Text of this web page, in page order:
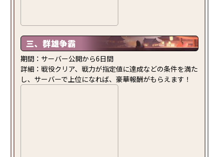
三、群雄争霸
期間：サーバー公開から6日間
詳細：戦役クリア、戦力が指定値に達成などの条件を満た
し、サーバーで上位になれば、豪華報酬がもらえます！